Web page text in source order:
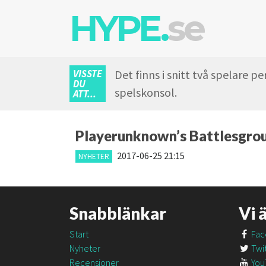
HYPE.se
VISSTE
DU
ATT...
Det finns i snitt två spelare
spelskonsol.
Playerunknown’s
NYHETER 2017-06-25 21:15
Snabblänkar
Start
Nyheter
Recensioner
Vi